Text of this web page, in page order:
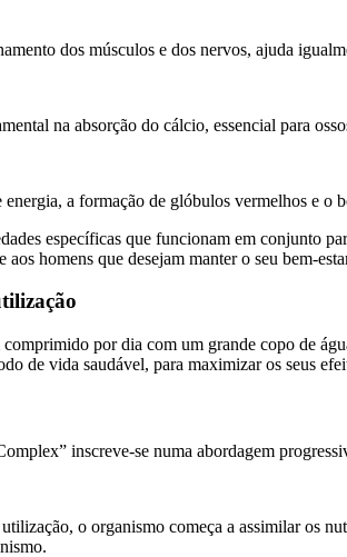
dos músculos e dos nervos, ajuda
na absorção do cálcio, essencial para
a formação de glóbulos vermelhos e o
específicas que funcionam em conjunto
homens que desejam manter o seu bem-
por dia com um grande copo de
de vida saudável, para maximizar os seus
inscreve-se numa abordagem
o organismo começa a assimilar os